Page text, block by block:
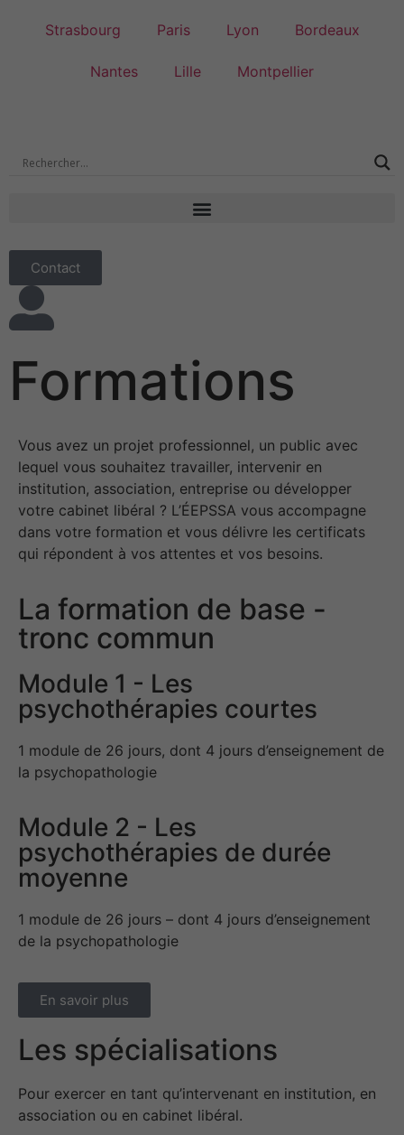
Strasbourg Paris Lyon Bordeaux
Nantes Lille Montpellier
Contact
Formations
Vous avez un projet professionnel, un public avec
lequel vous souhaitez travailler, intervenir en
institution, association, entreprise ou développer
votre cabinet libéral ? L’ÉEPSSA vous accompagne
dans votre formation et vous délivre les certificats
qui répondent à vos attentes et vos besoins.
La formation de base -
tronc commun
Module 1 - Les
psychothérapies courtes
1 module de 26 jours, dont 4 jours d’enseignement de
la psychopathologie
Module 2 - Les
psychothérapies de durée
moyenne
1 module de 26 jours – dont 4 jours d’enseignement
de la psychopathologie
En savoir plus
Les spécialisations
Pour exercer en tant qu’intervenant en institution, en
association ou en cabinet libéral.